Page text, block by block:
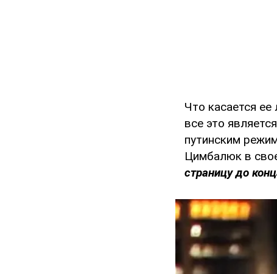
Что касается
все это
путинским
Цимбалюк в
страницу до